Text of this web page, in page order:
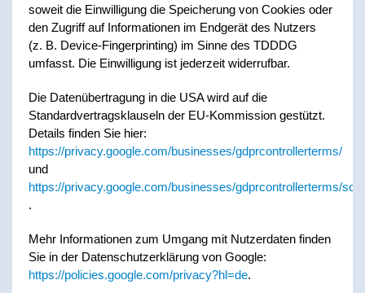
soweit die Einwilligung die Speicherung von Cookies oder
den Zugriff auf Informationen im Endgerät des Nutzers
(z. B. Device-Fingerprinting) im Sinne des TDDDG
umfasst. Die Einwilligung ist jederzeit widerrufbar.
Die Datenübertragung in die USA wird auf die
Standardvertragsklauseln der EU-Kommission gestützt.
Details finden Sie hier:
https://privacy.google.com/businesses/gdprcontrollerterms/
und
https://privacy.google.com/businesses/gdprcontrollerterms/
.
Mehr Informationen zum Umgang mit Nutzerdaten finden
Sie in der Datenschutzerklärung von Google:
https://policies.google.com/privacy?hl=de.